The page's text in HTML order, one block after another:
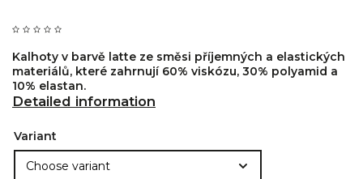
Kalhoty v barvě latte ze směsi příjemných a elastických
materiálů, které zahrnují 60% viskózu, 30% polyamid a
10% elastan.
Detailed information
Variant